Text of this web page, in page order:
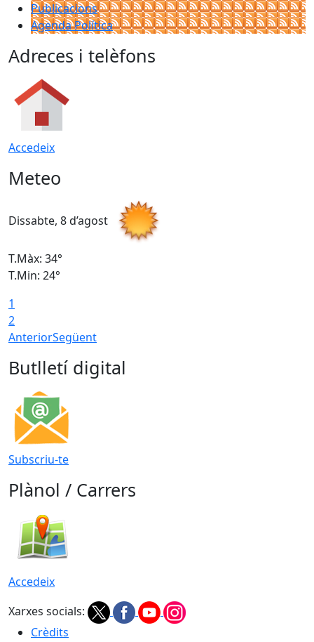
Publicacions
Agenda Política
Adreces i telèfons
Accedeix
Meteo
Dissabte, 8 d’agost
T.Màx: 34°
T.Min: 24°
1
2
AnteriorSegüent
Butlletí digital
Subscriu-te
Plànol / Carrers
Accedeix
Xarxes socials:
Crèdits